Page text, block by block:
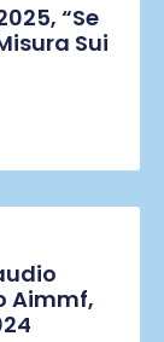
“Se
Sui
Aimmf,